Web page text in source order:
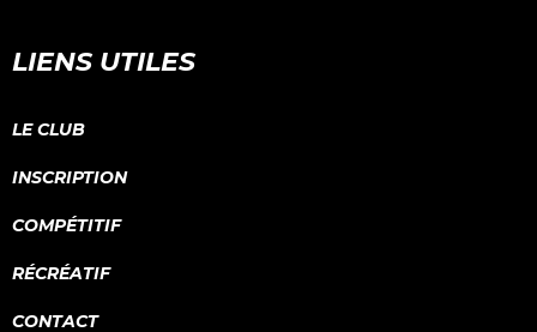
LIENS UTILES
LE CLUB
INSCRIPTION
COMPÉTITIF
RÉCRÉATIF
CONTACT